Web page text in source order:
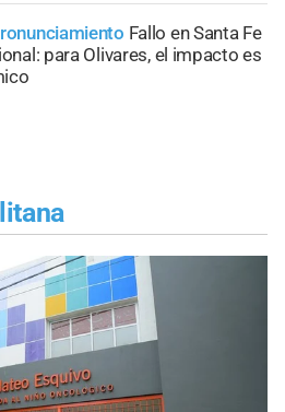
Fallo en Santa Fe
para Olivares, el impacto es